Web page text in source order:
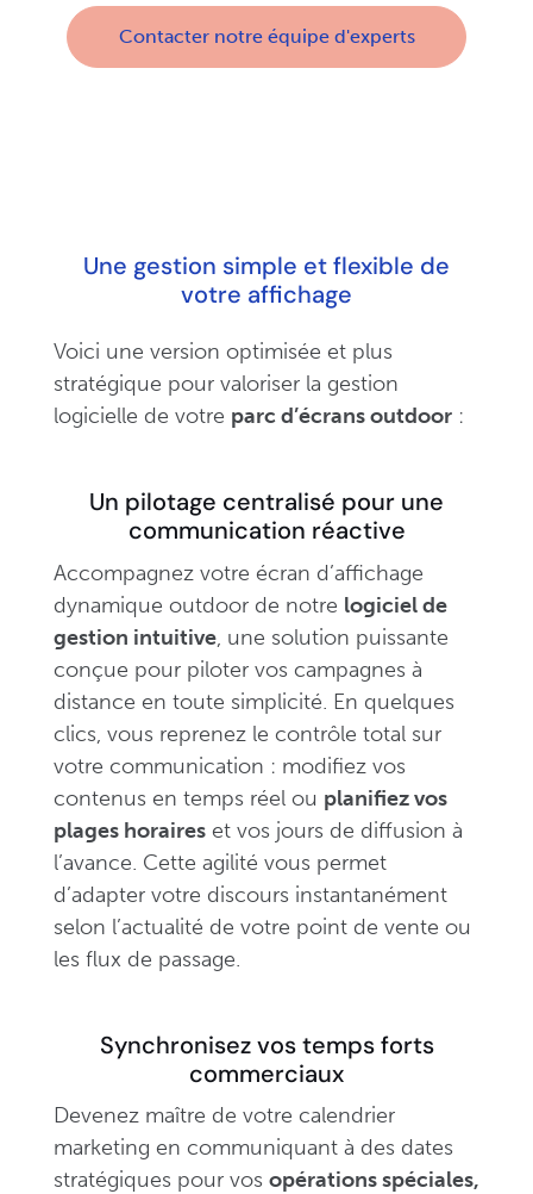
Contacter notre équipe d'experts
Une gestion simple et flexible de
votre affichage
Voici une version optimisée et plus
stratégique pour valoriser la gestion
logicielle de votre parc d’écrans outdoor:
Un pilotage centralisé pour une
communication réactive
Accompagnez votre écran d’affichage
dynamique outdoor de notre logiciel de
gestion intuitive, une solution puissante
conçue pour piloter vos campagnes à
distance en toute simplicité. En quelques
clics, vous reprenez le contrôle total sur
votre communication : modifiez vos
contenus en temps réel ou planifiez vos
plages horaireset vos jours de diffusion à
l’avance. Cette agilité vous permet
d’adapter votre discours instantanément
selon l’actualité de votre point de vente ou
les flux de passage.
Synchronisez vos temps forts
commerciaux
Devenez maître de votre calendrier
marketing en communiquant à des dates
stratégiques pour vos opérations spéciales,